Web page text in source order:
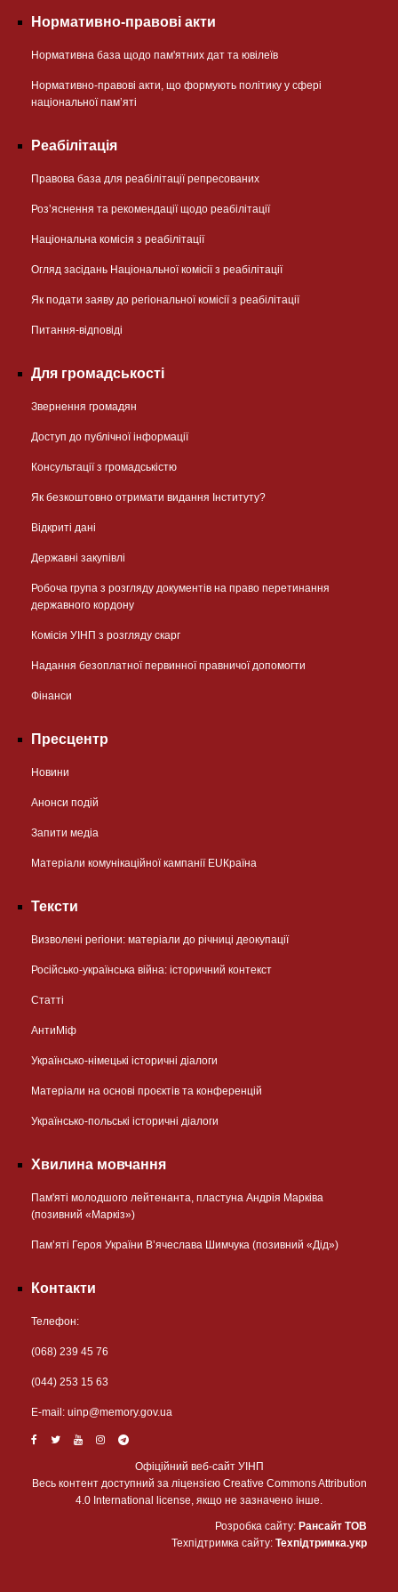
Нормативно-правові акти
Нормативна база щодо пам'ятних дат та ювілеїв
Нормативно-правові акти, що формують політику у сфері
національної памʼяті
Реабілітація
Правова база для реабілітації репресованих
Розʼяснення та рекомендації щодо реабілітації
Національна комісія з реабілітації
Огляд засідань Національної комісії з реабілітації
Як подати заяву до регіональної комісії з реабілітації
Питання-відповіді
Для громадськості
Звернення громадян
Доступ до публічної інформації
Консультації з громадськістю
Як безкоштовно отримати видання Інституту?
Відкриті дані
Державні закупівлі
Робоча група з розгляду документів на право перетинання
державного кордону
Комісія УІНП з розгляду скарг
Надання безоплатної первинної правничої допомогти
Фінанси
Пресцентр
Новини
Анонси подій
Запити медіа
Матеріали комунікаційної кампанії EUКраїна
Тексти
Визволені регіони: матеріали до річниці деокупації
Російсько-українська війна: історичний контекст
Статті
АнтиМіф
Українсько-німецькі історичні діалоги
Матеріали на основі проєктів та конференцій
Українсько-польські історичні діалоги
Хвилина мовчання
Пам'яті молодшого лейтенанта, пластуна Андрія Марківа
(позивний «Маркіз»)
Пам’яті Героя України В’ячеслава Шимчука (позивний «Дід»)
Контакти
Телефон:
(068) 239 45 76
(044) 253 15 63
Е-mail: uinp@memory.gov.ua
Офіційний веб-сайт УІНП
Весь контент доступний за ліцензією Creative Commons Attribution
4.0 International license, якщо не зазначено інше.
Розробка сайту: Рансайт ТОВ
Техпідтримка сайту: Техпідтримка.укр